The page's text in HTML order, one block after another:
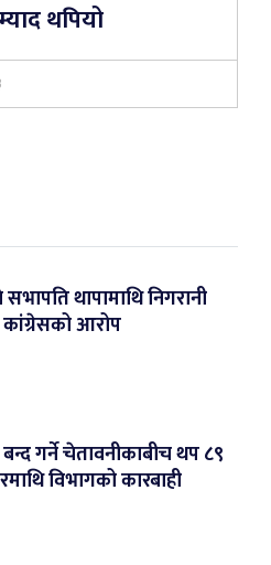
थपियो
थापामाथि निगरानी
आरोप
गर्ने चेतावनीकाबीच थप ८९
विभागको कारबाही